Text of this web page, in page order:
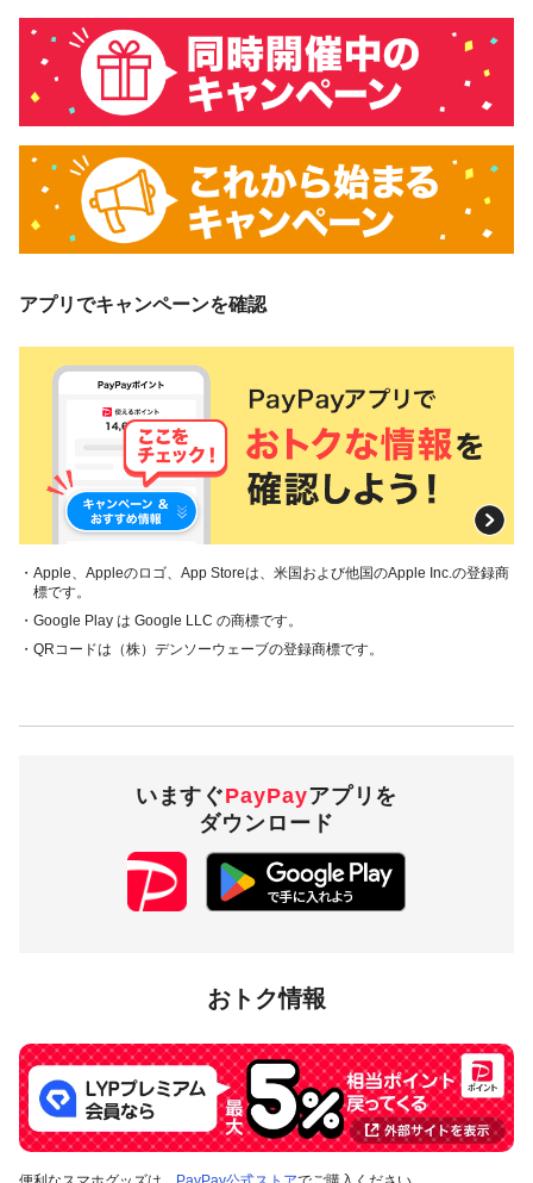
アプリでキャンペーンを確認
・Apple、Appleのロゴ、App Storeは、米国および他国のApple Inc.の登録商
標です。
・Google Play は Google LLC の商標です。
・QRコードは（株）デンソーウェーブの登録商標です。
いますぐPayPayアプリを
ダウンロード
おトク情報